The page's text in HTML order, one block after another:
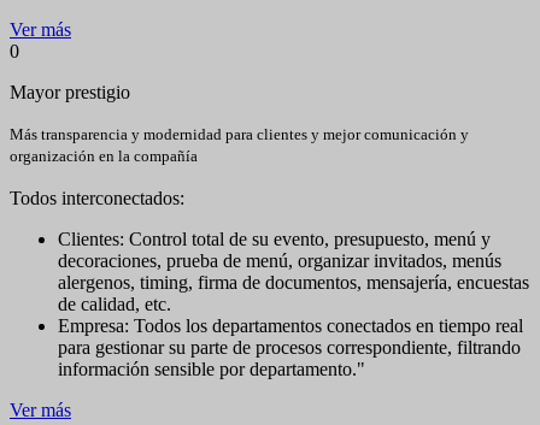
Ver más
0
Mayor prestigio
Más transparencia y modernidad para clientes y mejor comunicación y
organización en la compañía
Todos interconectados:
Clientes: Control total de su evento, presupuesto, menú y
decoraciones, prueba de menú, organizar invitados, menús
alergenos, timing, firma de documentos, mensajería, encuestas
de calidad, etc.
Empresa: Todos los departamentos conectados en tiempo real
para gestionar su parte de procesos correspondiente, filtrando
información sensible por departamento."
Ver más